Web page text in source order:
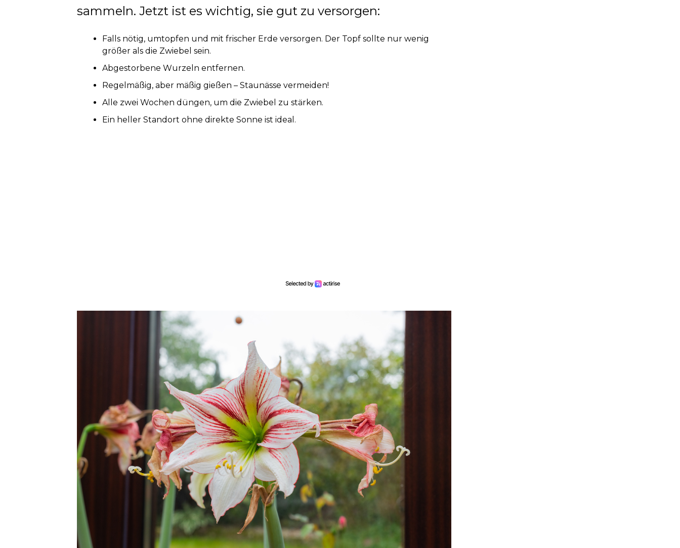
sammeln. Jetzt ist es wichtig, sie gut zu versorgen:
Falls nötig, umtopfen und mit frischer Erde versorgen. Der Topf sollte nur wenig
größer als die Zwiebel sein.
Abgestorbene Wurzeln entfernen.
Regelmäßig, aber mäßig gießen – Staunässe vermeiden!
Alle zwei Wochen düngen, um die Zwiebel zu stärken.
Ein heller Standort ohne direkte Sonne ist ideal.